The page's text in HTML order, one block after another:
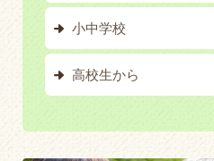
小中学校
高校生から